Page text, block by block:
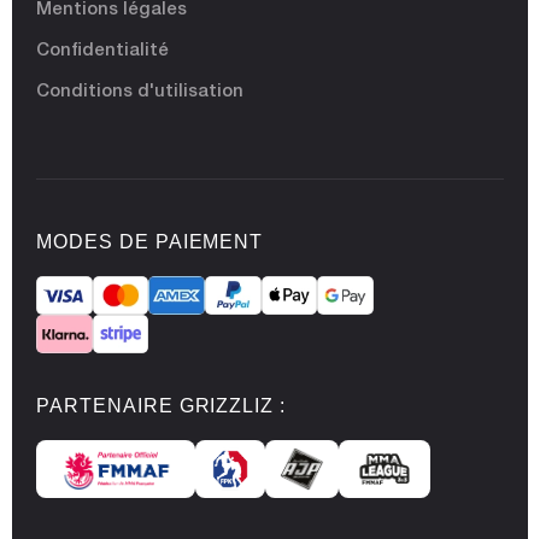
Mentions légales
Confidentialité
Conditions d'utilisation
MODES DE PAIEMENT
PARTENAIRE GRIZZLIZ :